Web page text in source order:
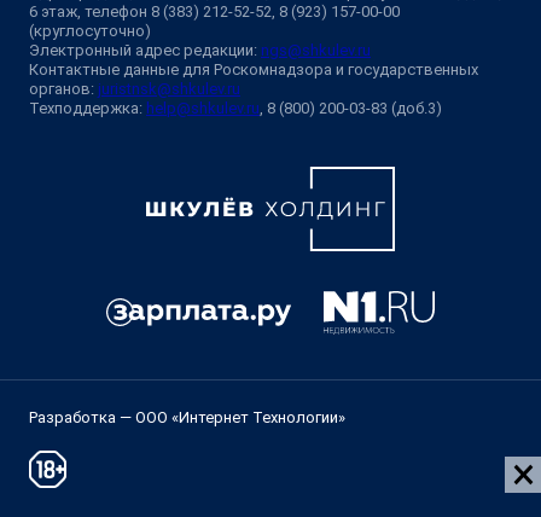
6 этаж, телефон 8 (383) 212-52-52, 8 (923) 157-00-00
(круглосуточно)
Электронный адрес редакции: ngs@shkulev.ru
Контактные данные для Роскомнадзора и государственных
органов: juristnsk@shkulev.ru
Техподдержка: help@shkulev.ru , 8 (800) 200-03-83 (доб.3)
Разработка — ООО «Интернет Технологии»